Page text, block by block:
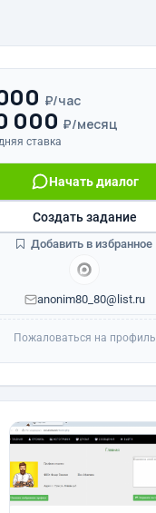
₽/час
000 ₽/месяц
ставка
Начать диалог
anonim80_80@list.ru
Создать задание
Добавить в избранное
Пожаловаться на профиль